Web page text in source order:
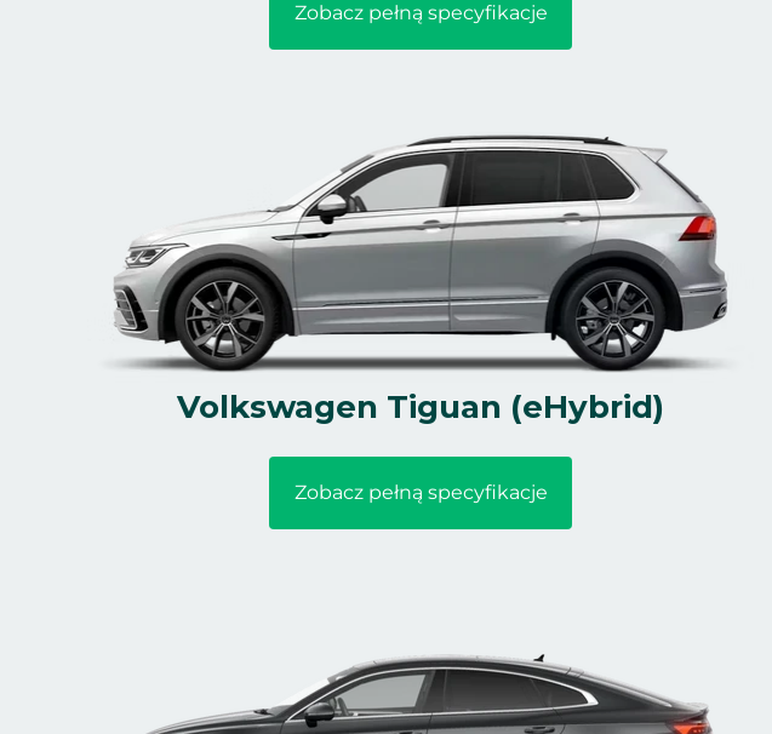
Volkswagen Tiguan (eHybrid)
Zobacz pełną specyfikacje
Zobacz pełną specyfikacje